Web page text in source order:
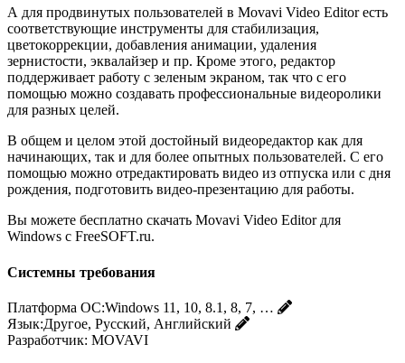
А для продвинутых пользователей в Movavi Video Editor есть
соответствующие инструменты для стабилизация,
цветокоррекции, добавления анимации, удаления
зернистости, эквалайзер и пр. Кроме этого, редактор
поддерживает работу с зеленым экраном, так что с его
помощью можно создавать профессиональные видеоролики
для разных целей.
В общем и целом этой достойный видеоредактор как для
начинающих, так и для более опытных пользователей. С его
помощью можно отредактировать видео из отпуска или с дня
рождения, подготовить видео-презентацию для работы.
Вы можете бесплатно скачать Movavi Video Editor для
Windows с FreeSOFT.ru.
Системны требования
Платформа ОС:Windows 11, 10, 8.1, 8, 7, …
Язык:Другое, Русский, Английский
Разработчик: MOVAVI